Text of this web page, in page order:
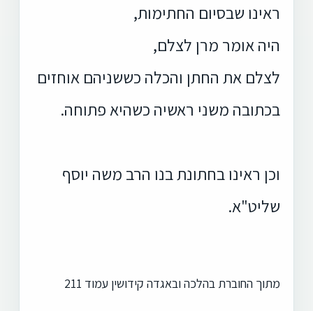
ראינו שבסיום החתימות,
היה אומר מרן לצלם,
לצלם את החתן והכלה כששניהם אוחזים
בכתובה משני ראשיה כשהיא פתוחה.
וכן ראינו בחתונת בנו הרב משה יוסף
שליט"א.
מתוך החוברת בהלכה ובאגדה קידושין עמוד 211